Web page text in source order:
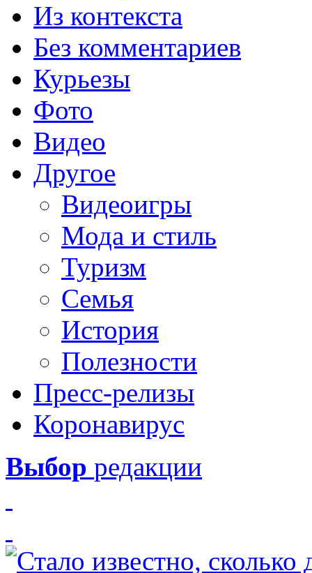
Из контекста
Без комментариев
Курьезы
Фото
Видео
Другое
Видеоигры
Мода и стиль
Туризм
Семья
История
Полезности
Пресс-релизы
Коронавирус
Выбор редакции